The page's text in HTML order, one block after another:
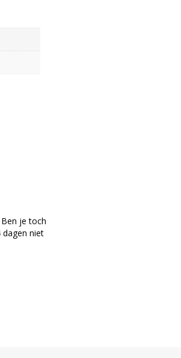
je toch
dagen niet